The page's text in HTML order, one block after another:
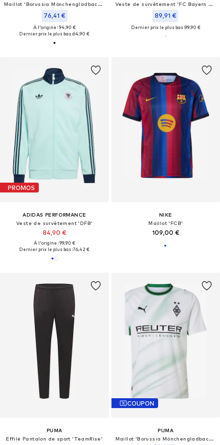
Maillot 'Borussia Mönchengladbach 2026/27'
76,41 €
À l'origine : 94,90 €
Dernier prix le plus bas :64,90 €
Veste de survêtement 'FC Bayern München'
89,91 €
Dernier prix le plus bas :99,90 €
PROMOS
ADIDAS PERFORMANCE
Veste de survêtement 'DFB'
84,90 €
À l'origine : 99,90 €
Dernier prix le plus bas :76,42 €
NIKE
Maillot 'FCB'
109,00 €
PUMA
Effilé Pantalon de sport 'TeamRise'
COUPON
PUMA
Maillot 'Borussia Mönchengladbach 2026/27'